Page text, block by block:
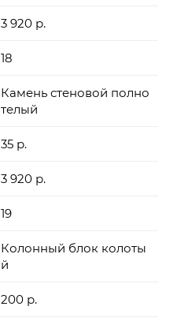
3 920 р.
18
Камень стеновой полно
телый
35 р.
3 920 р.
19
Колонный блок колоты
й
200 р.